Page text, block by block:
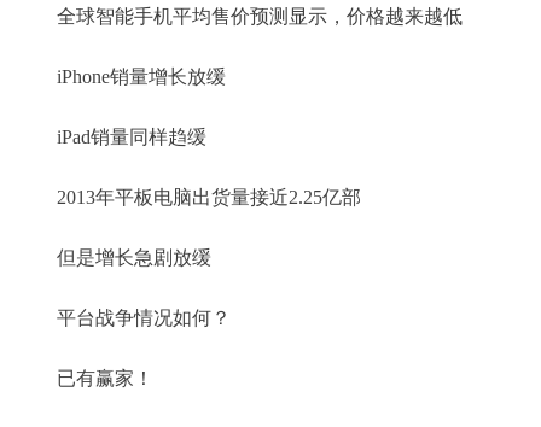
全球智能手机平均售价预测显示，价格越来越低
iPhone销量增长放缓
iPad销量同样趋缓
2013年平板电脑出货量接近2.25亿部
但是增长急剧放缓
平台战争情况如何？
已有赢家！